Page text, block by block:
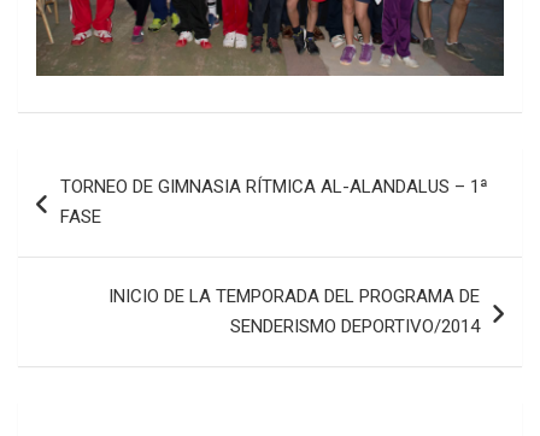
de
TORNEO DE GIMNASIA RÍTMICA AL-ALANDALUS – 1ª
FASE
INICIO DE LA TEMPORADA DEL PROGRAMA DE
SENDERISMO DEPORTIVO/2014